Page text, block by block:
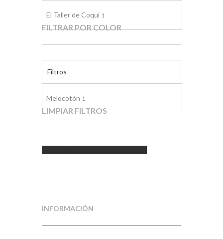
El Taller de Coqui 1
FILTRAR POR COLOR
Filtros
Melocotón 1
LIMPIAR FILTROS
INFORMACIÓN